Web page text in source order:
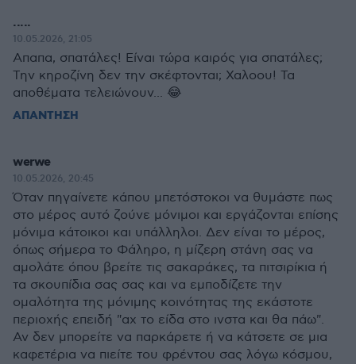
.....
10.05.2026, 21:05
Απαπα, σπατάλες! Είναι τώρα καιρός για σπατάλες;
Την κηροζίνη δεν την σκέφτονται; Χαλοου! Τα
αποθέματα τελειώνουν... 😂
ΑΠΑΝΤΗΣΗ
werwe
10.05.2026, 20:45
Όταν πηγαίνετε κάπου μπετόστοκοι να θυμάστε πως
στο μέρος αυτό ζούνε μόνιμοι και εργάζονται επίσης
μόνιμα κάτοικοι και υπάλληλοι. Δεν είναι το μέρος,
όπως σήμερα το Φάληρο, η μίζερη στάνη σας να
αμολάτε όπου βρείτε τις σακαράκες, τα πιτσιρίκια ή
τα σκουπίδια σας σας και να εμποδίζετε την
ομαλότητα της μόνιμης κοινότητας της εκάστοτε
περιοχής επειδή "αχ το είδα στο ινστα και θα πάω".
Αν δεν μπορείτε να παρκάρετε ή να κάτσετε σε μια
καφετέρια να πιείτε του φρέντου σας λόγω κόσμου,